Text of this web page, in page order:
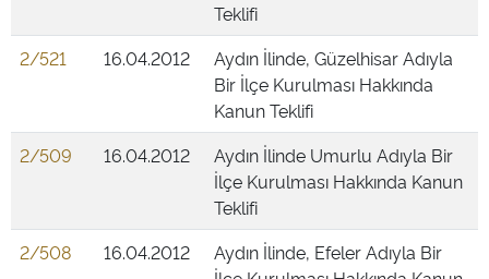
Teklifi
2/521
16.04.2012
Aydın İlinde, Güzelhisar Adıyla
Bir İlçe Kurulması Hakkında
Kanun Teklifi
2/509
16.04.2012
Aydın İlinde Umurlu Adıyla Bir
İlçe Kurulması Hakkında Kanun
Teklifi
2/508
16.04.2012
Aydın İlinde, Efeler Adıyla Bir